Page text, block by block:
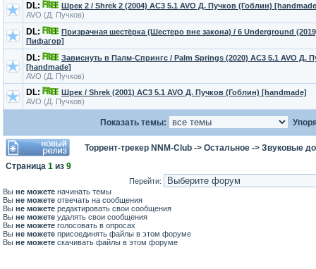
DL:
Шрек 2 / Shrek 2 (2004) AC3 5.1 AVO Д. Пучков (Гоблин)
AVO (Д. Пучков)
DL:
Призрачная шестёрка (Шестеро вне закона) / 6 Underground
Пифагор]
DL:
Зависнуть в Палм-Спрингс / Palm Springs (2020) AC3 5.1 AVO Д.
[handmade]
AVO (Д. Пучков)
DL:
Шрек / Shrek (2001) AC3 5.1 AVO Д. Пучков (Гоблин) [handmade]
AVO (Д. Пучков)
Показать темы:
Торрент-трекер NNM-Club -> Остальное -> Звуковые
Страница 1 из 9
Перейти:
Вы не можете начинать темы
Вы не можете отвечать на сообщения
Вы не можете редактировать свои сообщения
Вы не можете удалять свои сообщения
Вы не можете голосовать в опросах
Вы не можете присоединять файлы в этом форуме
Вы не можете скачивать файлы в этом форуме